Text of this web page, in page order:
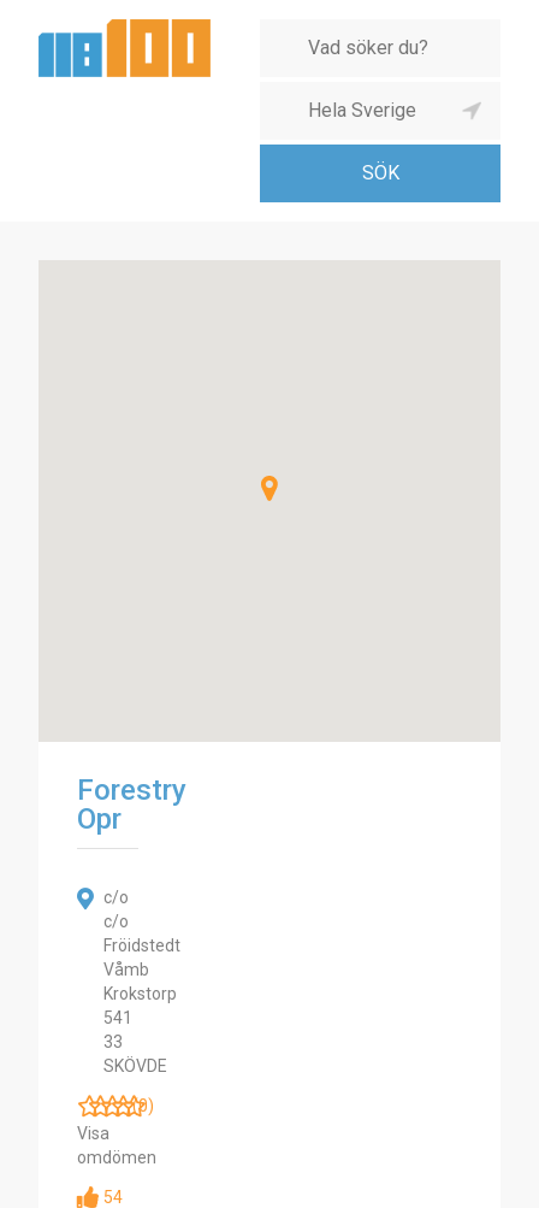
Forestry
Opr
c/o
c/o
Fröidstedt
Våmb
Krokstorp
541
33
SKÖVDE
(0)
Visa
omdömen
54